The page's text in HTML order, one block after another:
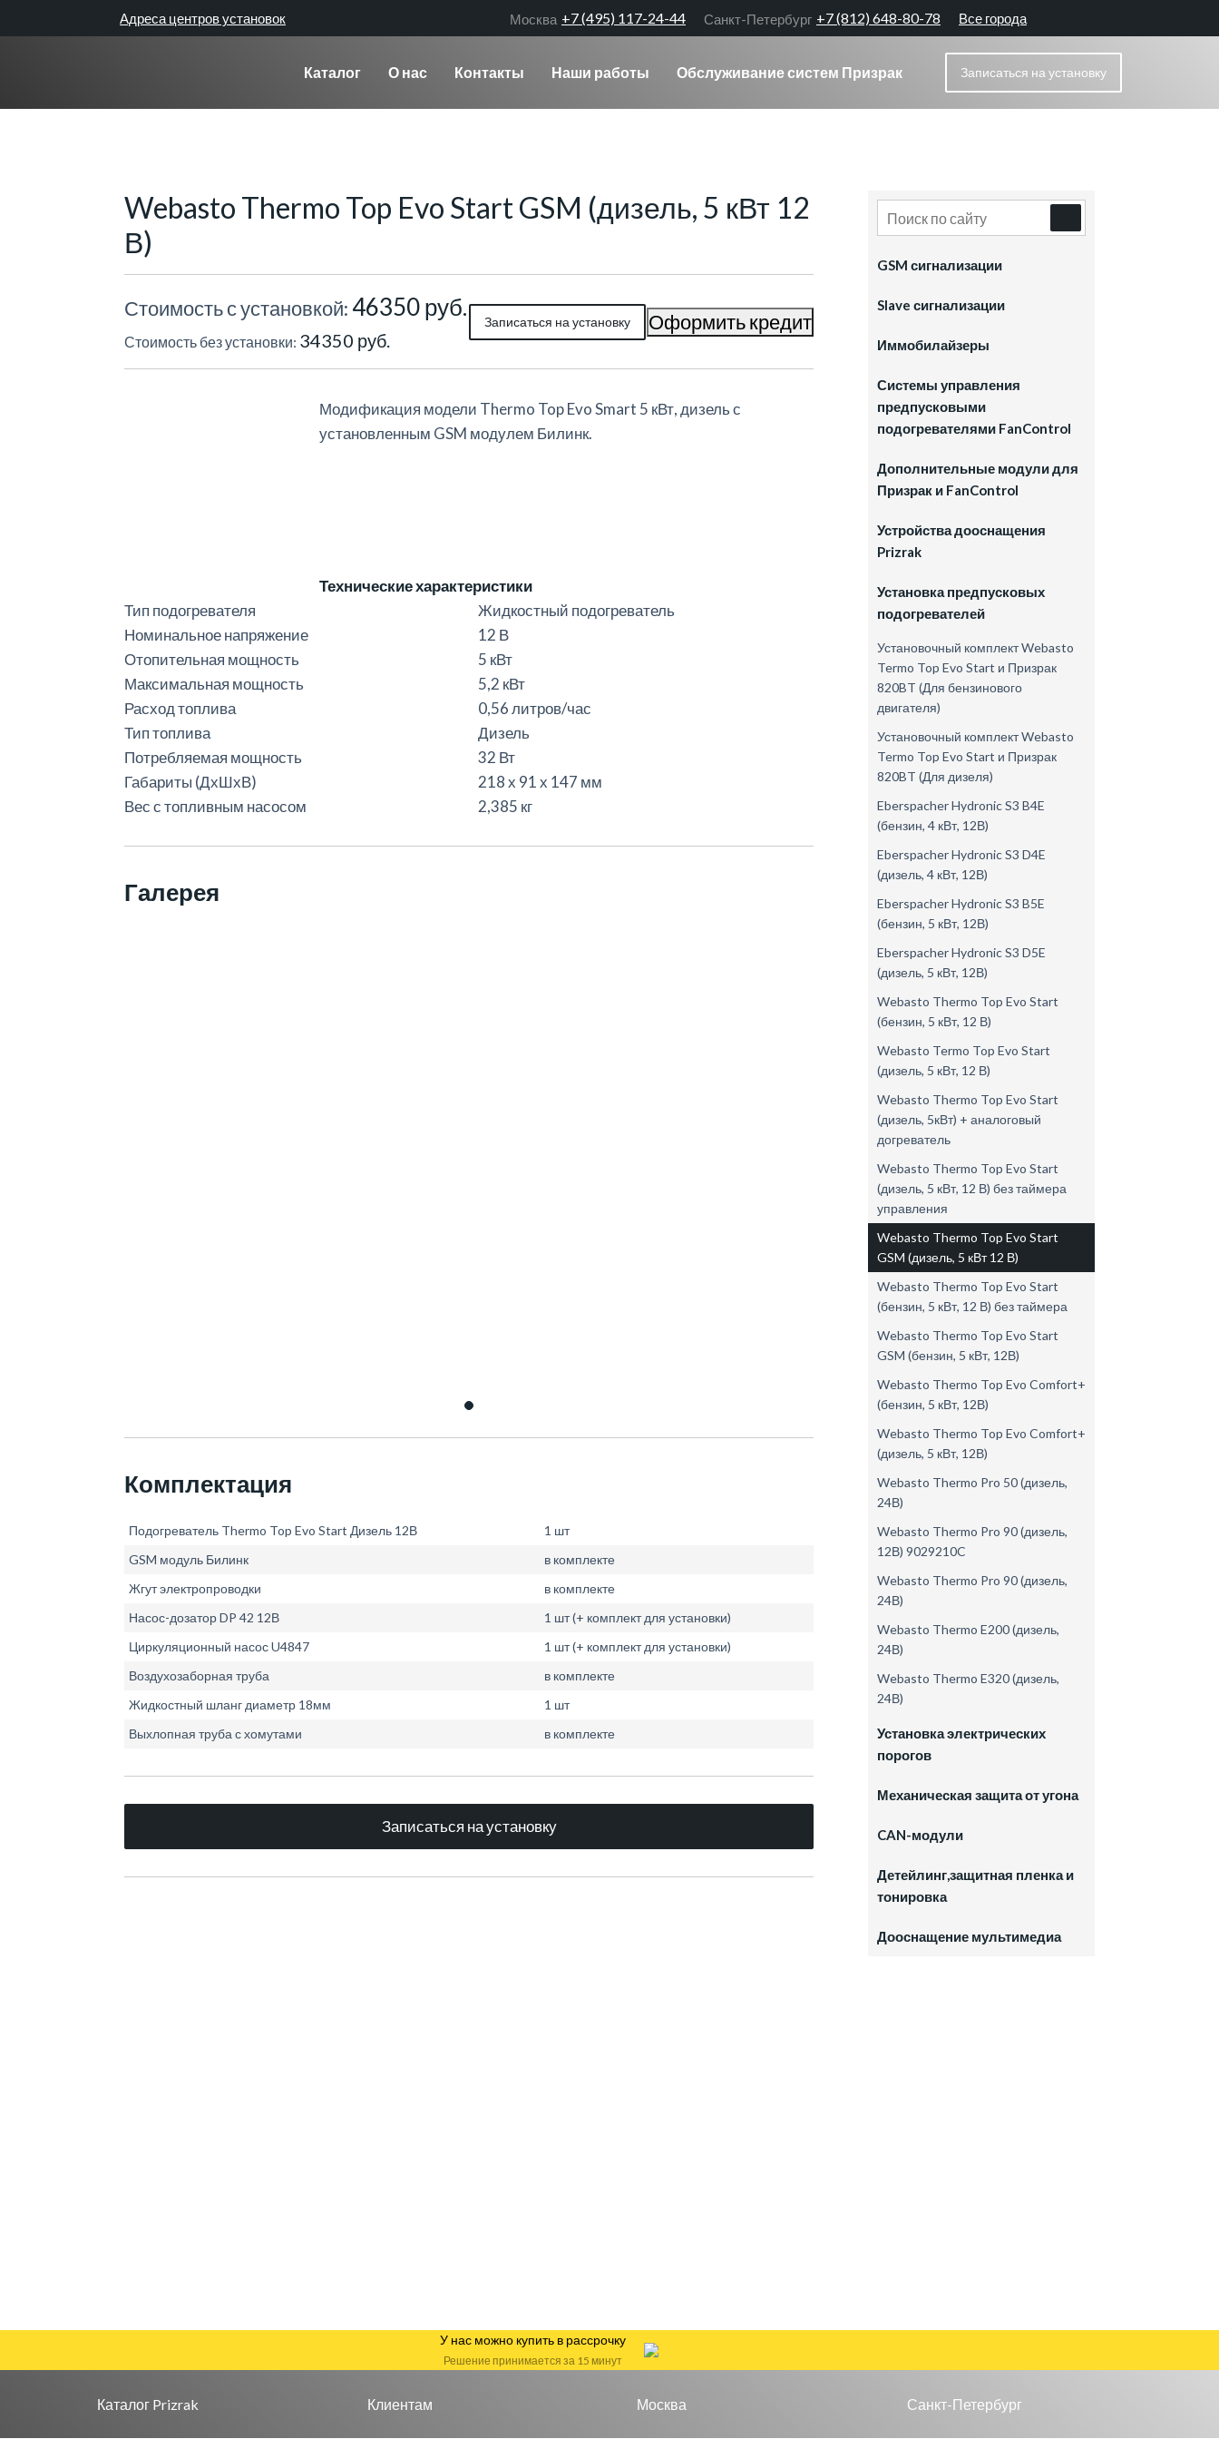
Адреса центров установок Москва +7 (495) 117-24-44 Санкт-Петербург +7 (812) 648-80-78 Все города
Каталог О нас Контакты Наши работы Обслуживание систем Призрак Записаться на установку
Webasto Thermo Top Evo Start GSM (дизель, 5 кВт 12
В)
Стоимость с установкой:46350 руб.
Стоимость без установки: 34350 руб.
Записаться на установку Оформить кредит
Модификация модели Thermo Top Evo Smart 5 кВт, дизельс
установленным GSM модулем Билинк.
Технические характеристики
Тип подогревателя
Жидкостный подогреватель
Номинальное напряжение
12 В
Отопительная мощность
5 кВт
Максимальная мощность
5,2 кВт
Расход топлива
0,56 литров/час
Тип топлива
Дизель
Потребляемая мощность
32 Вт
Габариты (ДхШхВ)
218 х 91 х 147 мм
Вес с топливным насосом
2,385 кг
Галерея
Комплектация
Подогреватель Thermo Top Evo Start Дизель 12В
1 шт
GSM модуль Билинк
в комплекте
Жгут электропроводки
в комплекте
Насос-дозатор DP 42 12В
1 шт (+ комплект для установки)
Циркуляционный насос U4847
1 шт (+ комплект для установки)
Воздухозаборная труба
в комплекте
Жидкостный шланг диаметр 18мм
1 шт
Выхлопная труба с хомутами
в комплекте
Записаться на установку
GSM сигнализации
Slave сигнализации
Иммобилайзеры
Системы управления
предпусковыми
подогревателями FanControl
Дополнительные модули для
Призрак и FanControl
Устройства дооснащения
Prizrak
Установка предпусковых
подогревателей
Установочный комплект Webasto
Termo Top Evo Start и Призрак
820BT (Для бензинового
двигателя)
Установочный комплект Webasto
Termo Top Evo Start и Призрак
820BT (Для дизеля)
Eberspacher Hydronic S3 B4E
(бензин, 4 кВт, 12В)
Eberspacher Hydronic S3 D4E
(дизель, 4 кВт, 12В)
Eberspacher Hydronic S3 B5E
(бензин, 5 кВт, 12В)
Eberspacher Hydronic S3 D5E
(дизель, 5 кВт, 12В)
Webasto Thermo Top Evo Start
(бензин, 5 кВт, 12 В)
Webasto Termo Top Evo Start
(дизель, 5 кВт, 12 В)
Webasto Thermo Top Evo Start
(дизель, 5кВт) + аналоговый
догреватель
Webasto Thermo Top Evo Start
(дизель, 5 кВт, 12 В) без таймера
управления
Webasto Thermo Top Evo Start
GSM (дизель, 5 кВт 12 В)
Webasto Thermo Top Evo Start
(бензин, 5 кВт, 12 В) без таймера
Webasto Thermo Top Evo Start
GSM (бензин, 5 кВт, 12В)
Webasto Thermo Top Evo Comfort+
(бензин, 5 кВт, 12В)
Webasto Thermo Top Evo Comfort+
(дизель, 5 кВт, 12В)
Webasto Thermo Pro 50 (дизель,
24В)
Webasto Thermo Pro 90 (дизель,
12В) 9029210C
Webasto Thermo Pro 90 (дизель,
24В)
Webasto Thermo E200 (дизель,
24В)
Webasto Thermo E320 (дизель,
24В)
Установка электрических
порогов
Механическая защита от угона
CAN-модули
Детейлинг,защитная пленка и
тонировка
Дооснащение мультимедиа
У нас можно купить в рассрочку
Решение принимается за 15 минут
Каталог Prizrak Клиентам Москва Санкт-Петербург